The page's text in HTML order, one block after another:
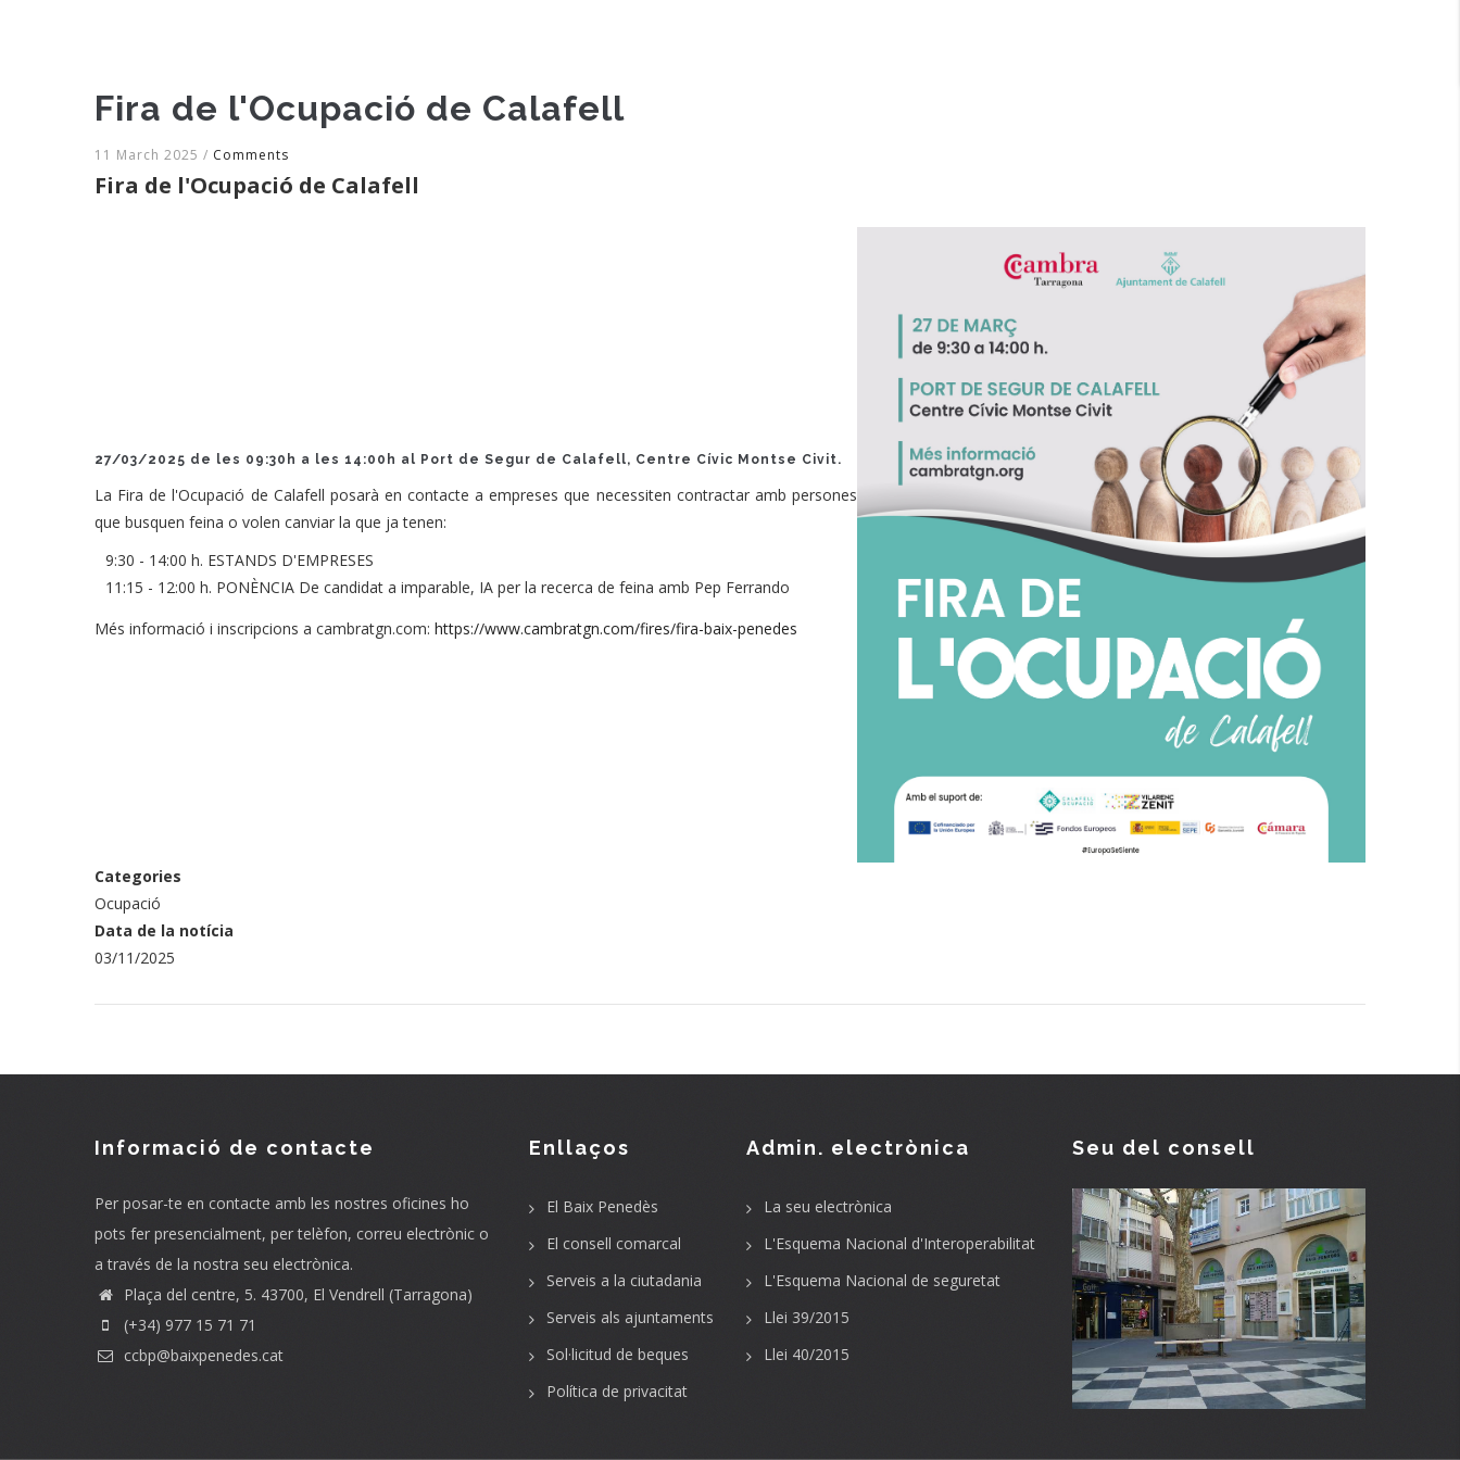
Fira de l'Ocupació de Calafell
11 March 2025 / Comments
Fira de l'Ocupació de Calafell
27/03/2025 de les 09:30h a les 14:00h al Port de Segur de Calafell, Centre Cívic Montse Civit.
La Fira de l'Ocupació de Calafell posarà en contacte a empreses que necessiten contractar amb persones
que busquen feina o volen canviar la que ja tenen:
9:30 - 14:00 h. ESTANDS D'EMPRESES
11:15 - 12:00 h. PONÈNCIA De candidat a imparable, IA per la recerca de feina amb Pep Ferrando
Més informació i inscripcions a cambratgn.com: https://www.cambratgn.com/fires/fira-baix-penedes
Categories
Ocupació
Data de la notícia
03/11/2025
Informació de contacte
Per posar-te en contacte amb les nostres oficines ho
pots fer presencialment, per telèfon, correu electrònic o
a través de la nostra seu electrònica.
Plaça del centre, 5. 43700, El Vendrell (Tarragona)
(+34) 977 15 71 71
ccbp@baixpenedes.cat
Enllaços
El Baix Penedès
El consell comarcal
Serveis a la ciutadania
Serveis als ajuntaments
Sol·licitud de beques
Política de privacitat
Admin. electrònica
La seu electrònica
L'Esquema Nacional d'Interoperabilitat
L'Esquema Nacional de seguretat
Llei 39/2015
Llei 40/2015
Seu del consell